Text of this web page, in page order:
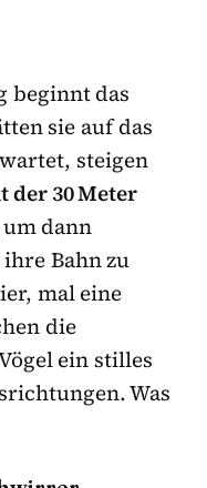
beginnt das
sie auf das
steigen
der 30 Meter
dann
Bahn zu
mal eine
die
ein stilles
Was